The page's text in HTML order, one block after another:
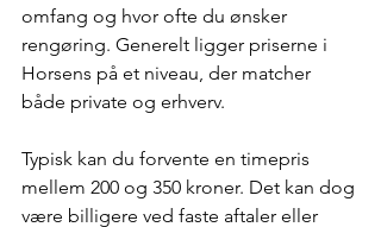
omfang og hvor ofte du ønsker
rengøring. Generelt ligger priserne i
Horsens på et niveau, der matcher
både private og erhverv.
Typisk kan du forvente en timepris
mellem 200 og 350 kroner. Det kan dog
være billigere ved faste aftaler eller